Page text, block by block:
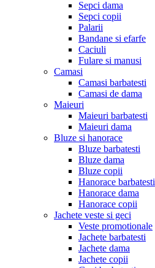
Sepci dama
Sepci copii
Palarii
Bandane si efarfe
Caciuli
Fulare si manusi
Camasi
Camasi barbatesti
Camasi de dama
Maieuri
Maieuri barbatesti
Maieuri dama
Bluze si hanorace
Bluze barbatesti
Bluze dama
Bluze copii
Hanorace barbatesti
Hanorace dama
Hanorace copii
Jachete veste si geci
Veste promotionale
Jachete barbatesti
Jachete dama
Jachete copii